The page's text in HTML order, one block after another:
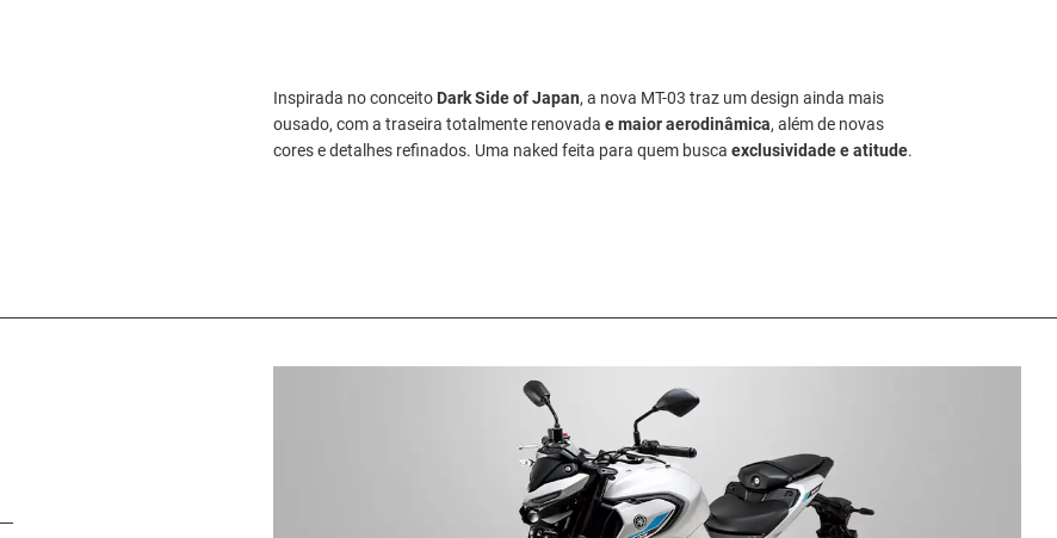
Inspirada no conceito Dark Side of Japan, a nova MT-03 traz um design ainda mais
ousado, com a traseira totalmente renovada e maior aerodinâmica, além de novas
cores e detalhes refinados. Uma naked feita para quem busca exclusividade e atitude.